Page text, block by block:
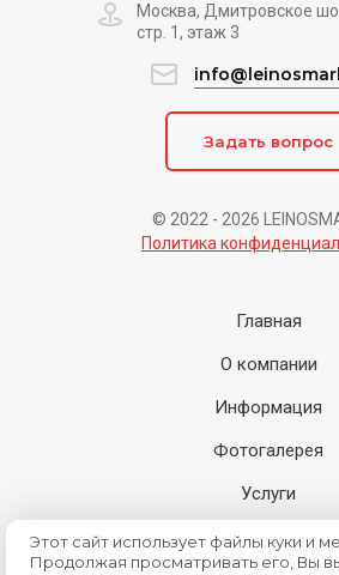
© 2022 - 2026
Политика
Москва, Дмитровское
стр. 1, этаж 3
Задать вопрос
Главная
О компании
Информация
Фотогалерея
Услуги
Где купить
Этот сайт использует файлы куки и
Продолжая просматривать его, Вы